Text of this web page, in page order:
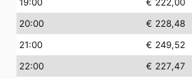
20:00
€ 228,48
21:00
€ 249,52
22:00
€ 227,47